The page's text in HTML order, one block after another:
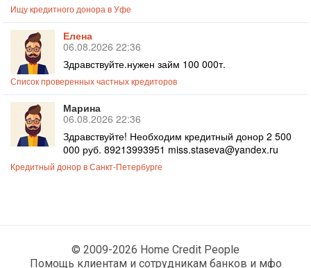
Ищу кредитного донора в Уфе
Елена
06.08.2026 22:36
Здравствуйте.нужен займ 100 000т.
Список проверенных частных кредиторов
Марина
06.08.2026 22:36
Здравствуйте! Необходим кредитный донор 2 500
000 руб. 89213993951 miss.staseva@yandex.ru
Кредитный донор в Санкт-Петербурге
© 2009-2026 Home Credit People
Помощь клиентам и сотрудникам банков и мфо